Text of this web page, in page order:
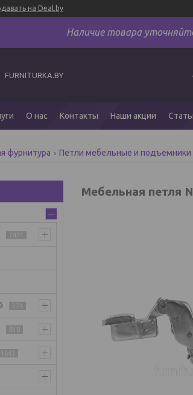
на Deal.by
Наличие товара
FURNITURKA.BY
О нас Контакты Наши акции
фурнитура Петли мебельные и подъемники
Мебельная петля
7471
274
818
1643